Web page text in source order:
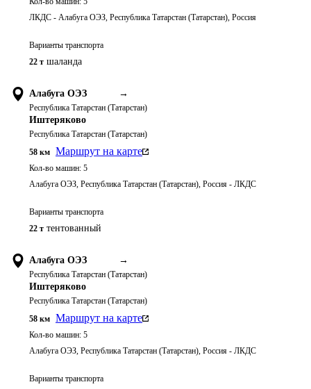
ЛКДС - Алабуга ОЭЗ, Республика Татарстан (Татарстан), Россия
Варианты транспорта
22 т шаланда
Алабуга ОЭЗ →
Республика Татарстан (Татарстан)
Иштеряково
Республика Татарстан (Татарстан)
58 км Маршрут на карте
Кол-во машин: 5
Алабуга ОЭЗ, Республика Татарстан (Татарстан), Россия - ЛКДС
Варианты транспорта
22 т тентованный
Алабуга ОЭЗ →
Республика Татарстан (Татарстан)
Иштеряково
Республика Татарстан (Татарстан)
58 км Маршрут на карте
Кол-во машин: 5
Алабуга ОЭЗ, Республика Татарстан (Татарстан), Россия - ЛКДС
Варианты транспорта